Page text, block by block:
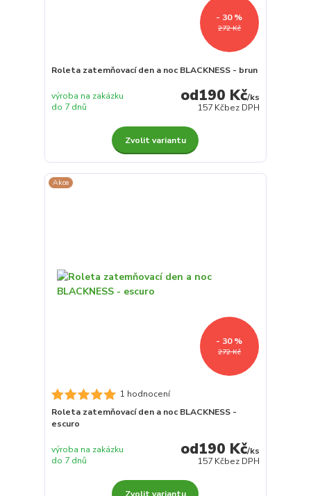
272 Kč
- 30 %
Roleta zatemňovací den a noc BLACKNESS - brun
190 Kč/ks
157 Kčbez DPH
výroba na zakázku
do 7 dnů
Zvolit variantu
Akce
272 Kč
- 30 %
1 hodnocení
Roleta zatemňovací den a noc BLACKNESS -
escuro
190 Kč/ks
157 Kčbez DPH
výroba na zakázku
do 7 dnů
Zvolit variantu